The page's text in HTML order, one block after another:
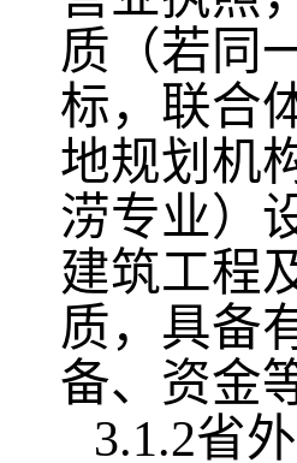
质（若同
标，联合
地规划机
涝专业）
建筑工程
质，具备
备、资金
3.1.2省